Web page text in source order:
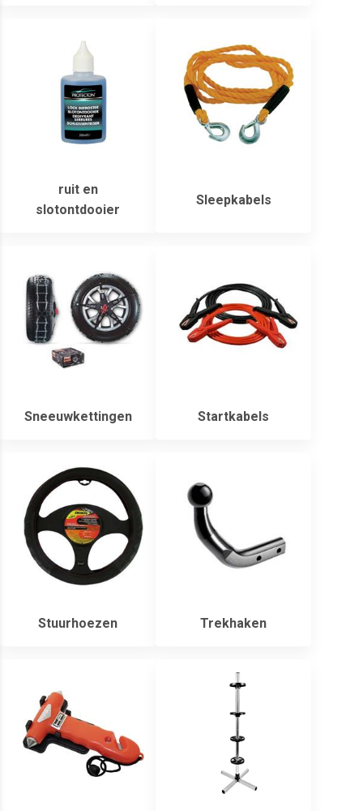
ruit en
slotontdooier
Sleepkabels
Sneeuwkettingen Startkabels
Stuurhoezen Trekhaken